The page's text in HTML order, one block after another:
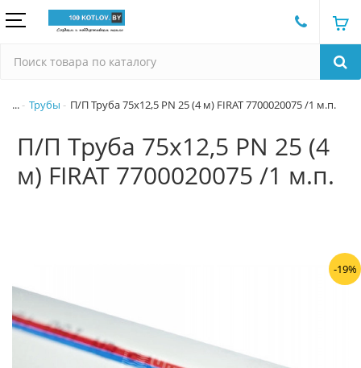
... Трубы П/П Труба 75х12,5 PN 25 (4 м) FIRAT 7700020075 /1 м.п.
П/П Труба 75х12,5 PN 25 (4
м) FIRAT 7700020075 /1 м.п.
-19%